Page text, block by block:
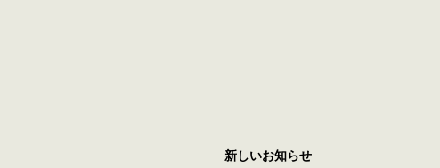
新しいお知らせ